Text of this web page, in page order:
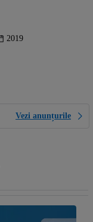
2019
Vezi anunțurile